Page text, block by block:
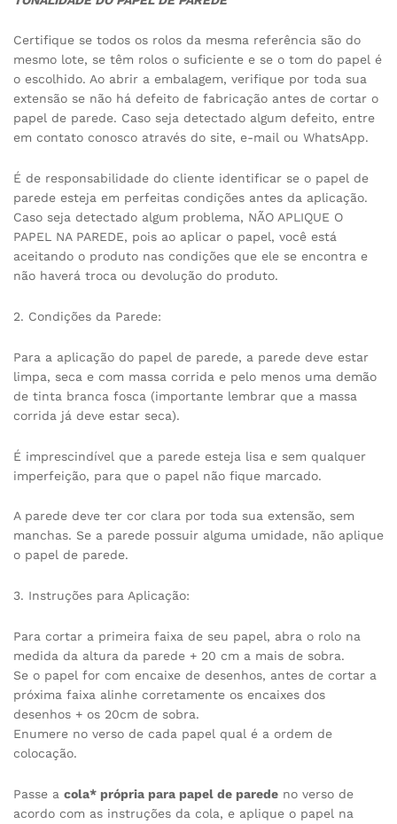
Certifique se todos os rolos da mesma referência são do
mesmo lote, se têm rolos o suficiente e se o tom do papel é
o escolhido. Ao abrir a embalagem, verifique por toda sua
extensão se não há defeito de fabricação antes de cortar o
papel de parede. Caso seja detectado algum defeito, entre
em contato conosco através do site, e-mail ou WhatsApp.
É de responsabilidade do cliente identificar se o papel de
parede esteja em perfeitas condições antes da aplicação.
Caso seja detectado algum problema, NÃO APLIQUE O
PAPEL NA PAREDE, pois ao aplicar o papel, você está
aceitando o produto nas condições que ele se encontra e
não haverá troca ou devolução do produto.
2. Condições da Parede:
Para a aplicação do papel de parede, a parede deve estar
limpa, seca e com massa corrida e pelo menos uma demão
de tinta branca fosca (importante lembrar que a massa
corrida já deve estar seca).
É imprescindível que a parede esteja lisa e sem qualquer
imperfeição, para que o papel não fique marcado.
A parede deve ter cor clara por toda sua extensão, sem
manchas. Se a parede possuir alguma umidade, não aplique
o papel de parede.
3. Instruções para Aplicação:
Para cortar a primeira faixa de seu papel, abra o rolo na
medida da altura da parede + 20 cm a mais de sobra.
Se o papel for com encaixe de desenhos, antes de cortar a
próxima faixa alinhe corretamente os encaixes dos
desenhos + os 20cm de sobra.
Enumere no verso de cada papel qual é a ordem de
colocação.
Passe a cola* própria para papel de parede no verso de
acordo com as instruções da cola, e aplique o papel na